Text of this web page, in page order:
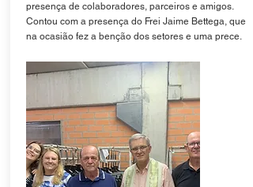
presença de colaboradores, parceiros e amigos.
Contou com a presença do Frei Jaime Bettega, que
na ocasião fez a benção dos setores e uma prece.